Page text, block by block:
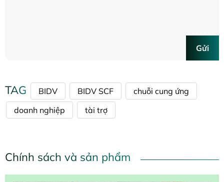
Gửi
TAG BIDV BIDV SCF
chuỗi cung ứng
doanh nghiệp
tài trợ
Chính sách và sản phẩm